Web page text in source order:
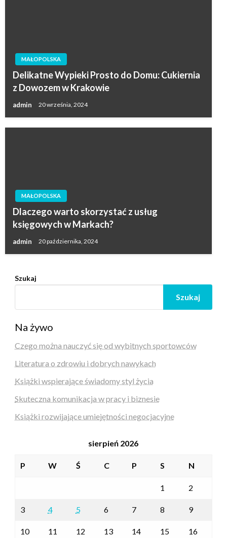
MAŁOPOLSKA
Delikatne Wypieki Prosto do Domu: Cukiernia
z Dowozem w Krakowie
admin 20 września, 2024
MAŁOPOLSKA
Dlaczego warto skorzystać z usług
księgowych w Markach?
admin 20 października, 2024
Szukaj
Szukaj
Na żywo
Czego można nauczyć się od wybitnych sportowców
Literatura o zdrowiu i dobrych nawykach
Książki wspierające świadomy styl życia
Skuteczna komunikacja w pracy i biznesie
Książki rozwijające umiejętności negocjacyjne
sierpień 2026
P W Ś C P S N
1 2
3 4 5 6 7 8 9
10 11 12 13 14 15 16